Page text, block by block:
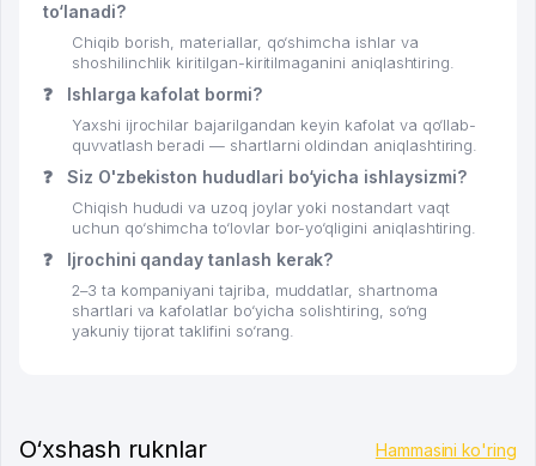
to‘lanadi?
Chiqib borish, materiallar, qo‘shimcha ishlar va
shoshilinchlik kiritilgan-kiritilmaganini aniqlashtiring.
❓ Ishlarga kafolat bormi?
Yaxshi ijrochilar bajarilgandan keyin kafolat va qo‘llab-
quvvatlash beradi — shartlarni oldindan aniqlashtiring.
❓ Siz O'zbekiston hududlari bo‘yicha ishlaysizmi?
Chiqish hududi va uzoq joylar yoki nostandart vaqt
uchun qo‘shimcha to‘lovlar bor-yo‘qligini aniqlashtiring.
❓ Ijrochini qanday tanlash kerak?
2–3 ta kompaniyani tajriba, muddatlar, shartnoma
shartlari va kafolatlar bo‘yicha solishtiring, so‘ng
yakuniy tijorat taklifini so‘rang.
O‘xshash ruknlar Hammasini ko'ring